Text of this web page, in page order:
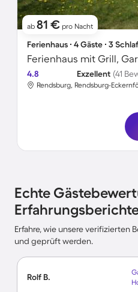
ab 81 € pro Nacht
Ferienhaus ∙ 4 Gäste ∙ 3
4.8 Exzellent (41
Rendsburg, Rendsburg-
Echte
Erfahre, wie unsere verifizierten
und geprüft werden.
Rolf B.